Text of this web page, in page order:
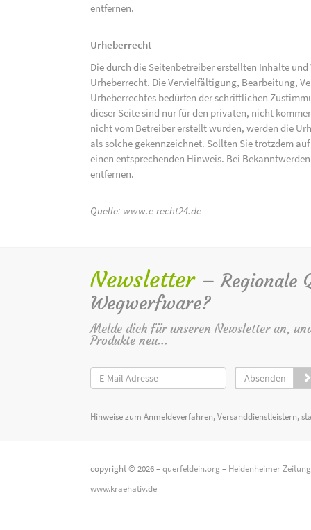
entfernen.
Urheberrecht
Die durch die Seitenbetreiber erstellten Inhalte
Urheberrecht. Die Vervielfältigung, Bearbeitung,
Urheberrechtes bedürfen der schriftlichen
dieser Seite sind nur für den privaten, nicht
nicht vom Betreiber erstellt wurden, werden die
als solche gekennzeichnet. Sollten Sie trotzdem
einen entsprechenden Hinweis. Bei
entfernen.
Quelle: www.e-recht24.de
Newsletter – Regionale
Wegwerfware?
Melde dich für unseren Newsletter an,
Produkte neu...
Absenden
Hinweise zum Anmeldeverfahren, Versanddienstleistern,
copyright © 2026 –querfeldein.org– Heidenheimer
www.kraehativ.de